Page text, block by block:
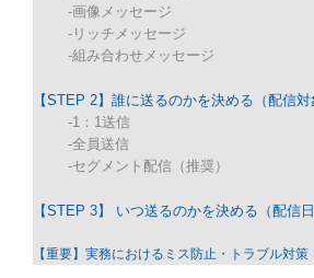
-画像メッセージ
-リッチメッセージ
-組み合わせメッセージ
【STEP 2】誰に送るのかを決める（配信対
-1：1送信
-全員送信
-セグメント配信（推奨）
【STEP 3】 いつ送るのかを決める（配信日
【重要】実務におけるミス防止・トラブル対策